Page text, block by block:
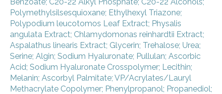
Polymethylsilsesquioxane; Ethylhexyl Triazone;
Polypodium leucotomos Leaf Extract; Physalis
angulata Extract; Chlamydomonas reinhardtii Extract;
Aspalathus linearis Extract; Glycerin; Trehalose; Urea;
Serine; Algin; Sodium Hyaluronate; Pullulan; Ascorbic
Acid; Sodium Hyaluronate Crosspolymer; Lecithin;
Melanin; Ascorbyl Palmitate; VP/Acrylates/Lauryl
Methacrylate Copolymer; Phenylpropanol; Propanediol;